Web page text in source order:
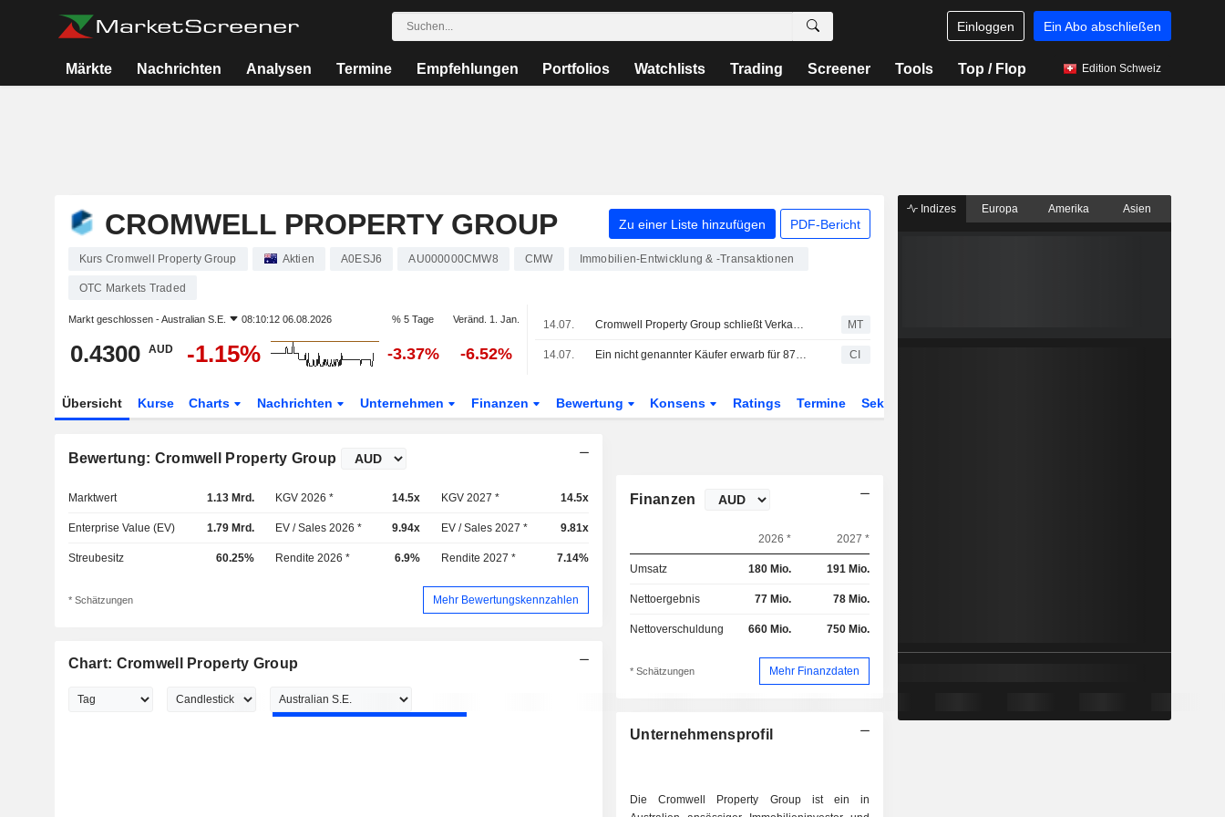
Einloggen Ein Abo abschließen
Märkte Nachrichten Analysen Termine Empfehlungen Portfolios Watchlists Trading Screener Tools Top / Flop Edition Schweiz
CROMWELL PROPERTY GROUP Zu einer Liste hinzufügen PDF-Bericht
Kurs Cromwell Property Group Aktien A0ESJ6 AU000000CMW8 CMW Immobilien-Entwicklung & -Transaktionen
OTC Markets Traded
Markt geschlossen -Australian S.E. 08:10:12 06.08.2026 % 5 Tage Veränd. 1. Jan.
0.4300 AUD -1.15% -3.37% -6.52%
14.07. Cromwell Property Group schließt Verkauf einer Beteiligung an Immobilie in New South Wales ab MT
14.07. Ein nicht genannter Käufer erwarb für 87 Mio. AUD einen 50%-Anteil an 475 Victoria Avenue in Chatswood von Cromwell Property Group (ASX:CMW). CI
Übersicht Kurse Charts Nachrichten Unternehmen Finanzen Bewertung Konsens Ratings Termine Sektor
Bewertung: Cromwell Property Group
Marktwert 1.13 Mrd. KGV 2026 * 14.5x KGV 2027 * 14.5x
Enterprise Value (EV) 1.79 Mrd. EV / Sales 2026 * 9.94x EV / Sales 2027 * 9.81x
Streubesitz 60.25% Rendite 2026 * 6.9% Rendite 2027 * 7.14%
* Schätzungen Mehr Bewertungskennzahlen
Chart: Cromwell Property Group
Finanzen
2026 * 2027 *
Umsatz 180 Mio. 191 Mio.
Nettoergebnis 77 Mio. 78 Mio.
Nettoverschuldung 660 Mio. 750 Mio.
* Schätzungen Mehr Finanzdaten
Unternehmensprofil
Die Cromwell Property Group ist ein in
Indizes Europa Amerika Asien